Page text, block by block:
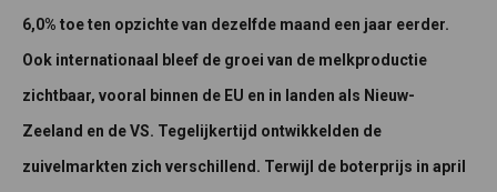
6,0% toe ten opzichte van dezelfde maand een jaar eerder.
Ook internationaal bleef de groei van de melkproductie
zichtbaar, vooral binnen de EU en in landen als Nieuw-
Zeeland en de VS. Tegelijkertijd ontwikkelden de
zuivelmarkten zich verschillend. Terwijl de boterprijs in april